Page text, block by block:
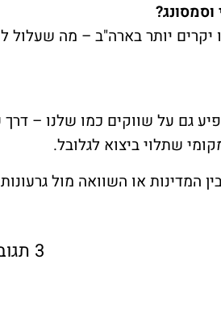
יקרים יותר בארה"ב – מה שעלול
גם על שווקים כמו שלנו – דרך
שתלוי ביצוא לגלובל.
המדינות או השוואה מול
3 תגובות